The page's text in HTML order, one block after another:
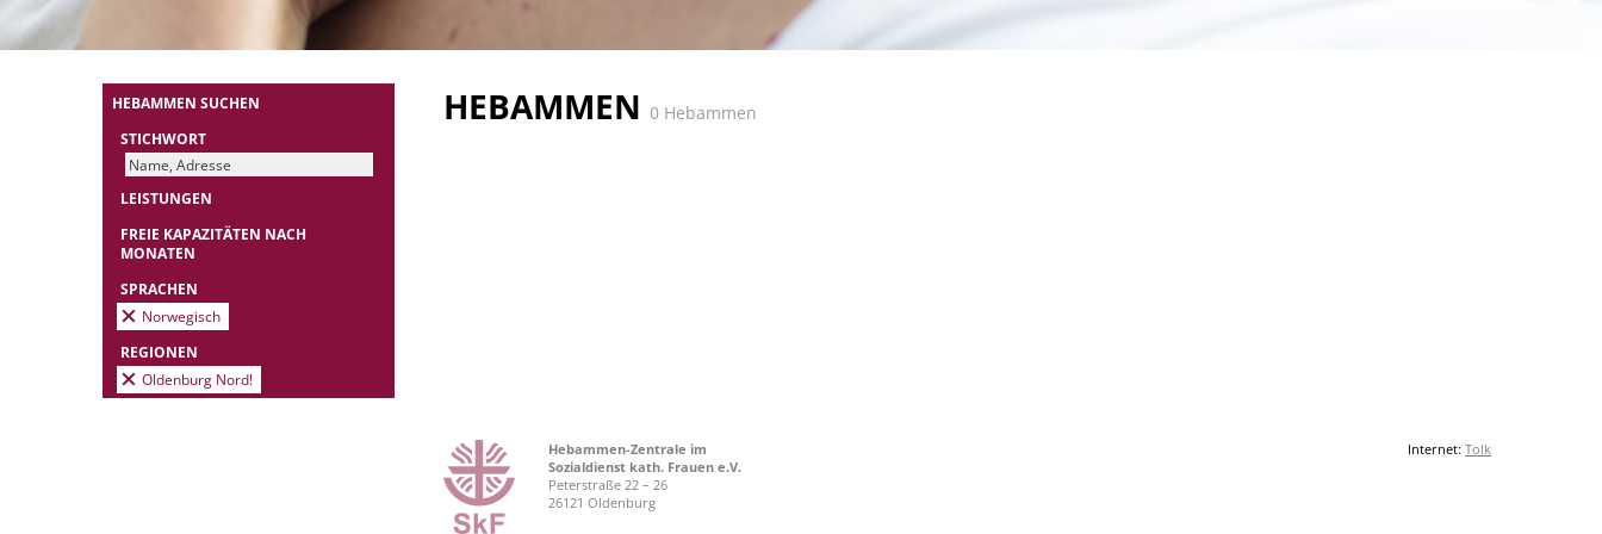
HEBAMMEN SUCHEN
STICHWORT
LEISTUNGEN
FREIE KAPAZITÄTEN NACH
MONATEN
SPRACHEN
Norwegisch
REGIONEN
Oldenburg Nord!
HEBAMMEN 0 Hebammen
Internet: Tolk
Hebammen-Zentrale im
Sozialdienst kath. Frauen e.V.
Peterstraße 22 – 26
26121 Oldenburg